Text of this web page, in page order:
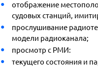
отображение
судовых станций,
прослушивание
модели радиоканала;
просмотр с РМИ:
текущего состояния и